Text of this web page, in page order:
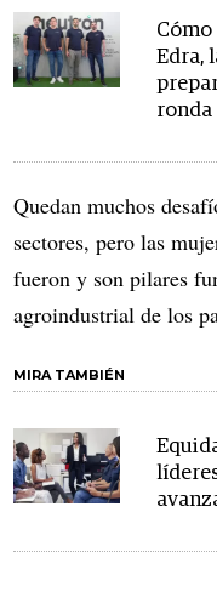
Cómo
Edra,
ronda
Quedan muchos
sectores, pero las
fueron y son pilares
agroindustrial de los
MIRA TAMBIÉN